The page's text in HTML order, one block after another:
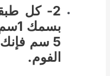
2- كل
الفوم.